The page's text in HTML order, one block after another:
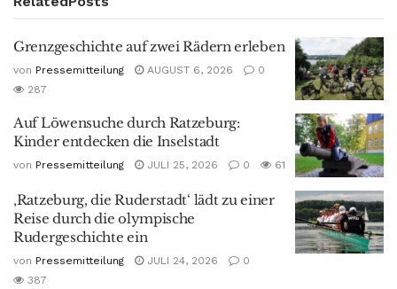
Grenzgeschichte auf zwei Rädern erleben
von Pressemitteilung AUGUST 6, 2026
0
287
Auf Löwensuche durch Ratzeburg:
Kinder entdecken die Inselstadt
von Pressemitteilung JULI 25, 2026 0 61
‚Ratzeburg, die Ruderstadt‘ lädt zu einer
Reise durch die olympische
Rudergeschichte ein
von Pressemitteilung JULI 24, 2026
0
387